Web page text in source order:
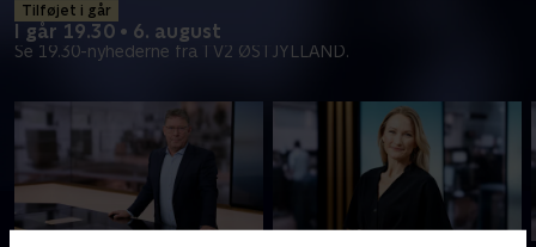
Tilføjet i går
I går 19.30 • 6. august
Se 19.30-nyhederne fra TV2 ØSTJYLLAND.